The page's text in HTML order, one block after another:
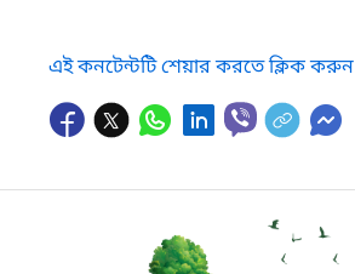
এই কনটেন্টটি শেয়ার করতে ক্লিক করুন